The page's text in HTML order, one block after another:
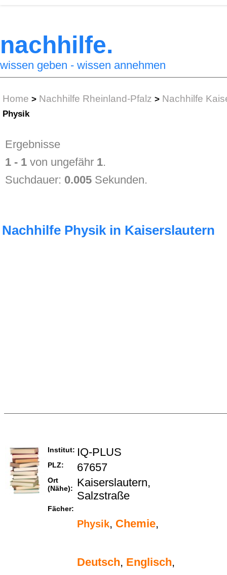
nachhilfe.
wissen geben - wissen annehmen
Home > Nachhilfe Rheinland-Pfalz > Nachhilfe
Physik
Ergebnisse
1 - 1 von ungefähr 1.
Suchdauer: 0.005 Sekunden.
Nachhilfe Physik in Kaiserslautern
Institut: IQ-PLUS
PLZ: 67657
Ort
(Nähe):
Kaiserslautern,
Salzstraße
Fächer:
Physik, Chemie,
Deutsch, Englisch,